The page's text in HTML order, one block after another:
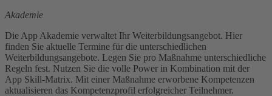
Akademie
Die App Akademie verwaltet Ihr Weiterbildungsangebot. Hier
finden Sie aktuelle Termine für die unterschiedlichen
Weiterbildungsangebote. Legen Sie pro Maßnahme unterschiedliche
Regeln fest. Nutzen Sie die volle Power in Kombination mit der
App Skill-Matrix. Mit einer Maßnahme erworbene Kompetenzen
aktualisieren das Kompetenzprofil erfolgreicher Teilnehmer.